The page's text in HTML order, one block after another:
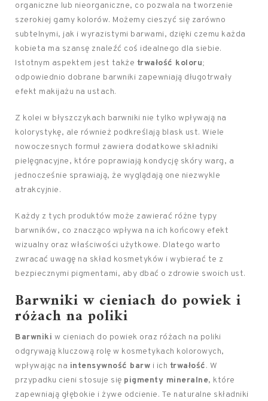
organiczne lub nieorganiczne, co pozwala na tworzenie
szerokiej gamy kolorów. Możemy cieszyć się zarówno
subtelnymi, jak i wyrazistymi barwami, dzięki czemu każda
kobieta ma szansę znaleźć coś idealnego dla siebie.
Istotnym aspektem jest także trwałość koloru;
odpowiednio dobrane barwniki zapewniają długotrwały
efekt makijażu na ustach.
Z kolei w błyszczykach barwniki nie tylko wpływają na
kolorystykę, ale również podkreślają blask ust. Wiele
nowoczesnych formuł zawiera dodatkowe składniki
pielęgnacyjne, które poprawiają kondycję skóry warg, a
jednocześnie sprawiają, że wyglądają one niezwykle
atrakcyjnie.
Każdy z tych produktów może zawierać różne typy
barwników, co znacząco wpływa na ich końcowy efekt
wizualny oraz właściwości użytkowe. Dlatego warto
zwracać uwagę na skład kosmetyków i wybierać te z
bezpiecznymi pigmentami, aby dbać o zdrowie swoich ust.
Barwniki w cieniach do powiek i
różach na poliki
Barwniki w cieniach do powiek oraz różach na poliki
odgrywają kluczową rolę w kosmetykach kolorowych,
wpływając na intensywność barw i ich trwałość. W
przypadku cieni stosuje się pigmenty mineralne, które
zapewniają głębokie i żywe odcienie. Te naturalne składniki